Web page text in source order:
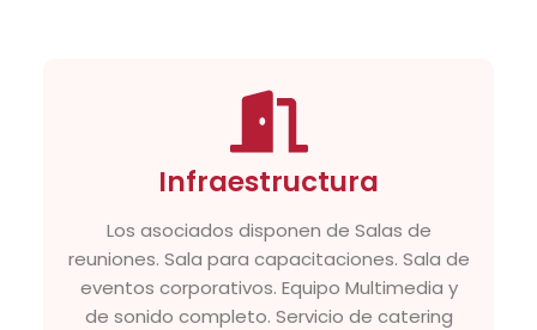
Infraestructura
Los asociados disponen de Salas de
reuniones. Sala para capacitaciones. Sala de
eventos corporativos. Equipo Multimedia y
de sonido completo. Servicio de catering